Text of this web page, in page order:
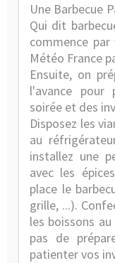
Une Barbecue
Qui dit
commence
Météo France
Ensuite, on
l'avance
soirée et des
Disposez les
au
installez une
avec les
place le
grille, ...).
les boissons
pas de
patienter vos